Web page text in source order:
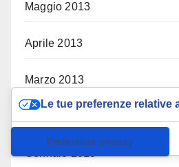
Maggio 2013
Aprile 2013
Marzo 2013
Gennaio 2013
Le tue preferenze relative
Informativa sulla raccolta